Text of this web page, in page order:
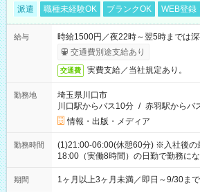
派遣 職種未経験OK ブランクOK WEB登録
給与
時給1500円／夜22時～翌5時までは
交通費別途支給あり
交通費 実費支給／当社規定あり。
勤務地
埼玉県川口市
川口駅からバス10分 / 赤羽駅からバ
情報・出版・メディア
勤務時間
(1)21:00-06:00(休憩60分) ※入社後の
18:00（実働8時間）の日勤で勤務に
期間 1ヶ月以上3ヶ月未満／即日～9/30ま